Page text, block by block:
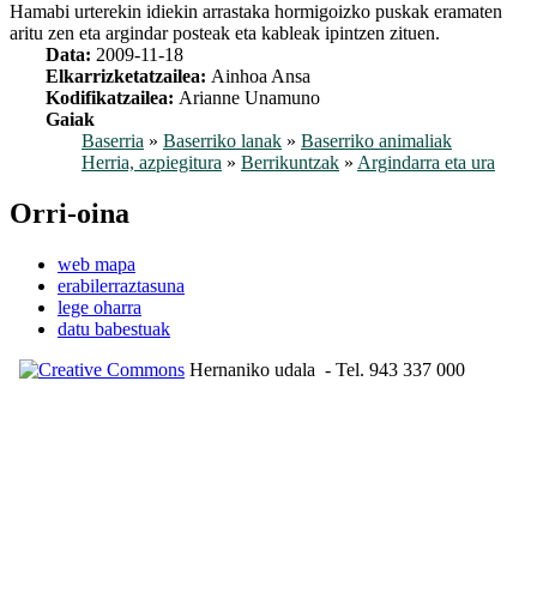
Hamabi urterekin idiekin arrastaka hormigoizko puskak eramaten
aritu zen eta argindar posteak eta kableak ipintzen zituen.
Data: 2009-11-18
Elkarrizketatzailea: Ainhoa Ansa
Kodifikatzailea: Arianne Unamuno
Gaiak
Baserria » Baserriko lanak » Baserriko animaliak
Herria, azpiegitura » Berrikuntzak » Argindarra eta ura
Orri-oina
web mapa
erabilerraztasuna
lege oharra
datu babestuak
Hernaniko udala - Tel. 943 337 000